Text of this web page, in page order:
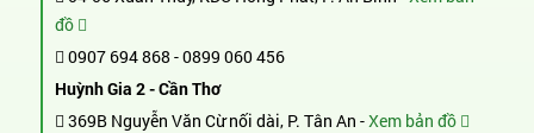
đồ
0907 694 868 -0899 060 456
Huỳnh Gia 2 - Cần Thơ
369B Nguyễn Văn Cừ nối dài, P. Tân An -Xem bản đồ